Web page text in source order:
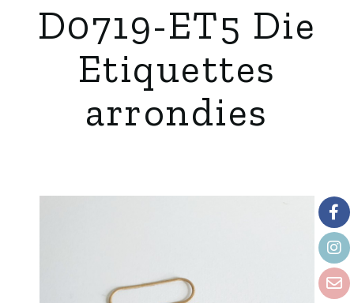
D0719-ET5 Die
Etiquettes
arrondies